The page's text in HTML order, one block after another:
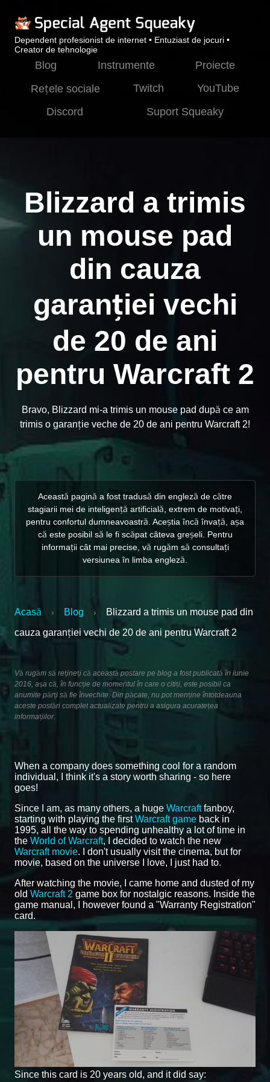
Dependent profesionist de internet • Entuziast de jocuri •
Creator de tehnologie
Blog Instrumente
Proiecte
Rețele sociale
Twitch
YouTube
Discord
Suport Squeaky
Blizzard a trimis
un mouse pad
din cauza
garanției vechi
de 20 de ani
pentru Warcraft 2
Bravo, Blizzard mi-a trimis un mouse pad după ce am
trimis o garanție veche de 20 de ani pentru Warcraft 2!
Această pagină a fost tradusă din engleză de către
stagiarii mei de inteligență artificială, extrem de motivați,
pentru confortul dumneavoastră. Aceștia încă învață, așa
că este posibil să le fi scăpat câteva greșeli. Pentru
informații cât mai precise, vă rugăm să consultați
versiunea în limba engleză.
Acasă › Blog ›
Blizzard a trimis un mouse pad din
cauza garanției vechi de 20 de ani pentru Warcraft 2
Vă rugăm să rețineți că această postare pe blog a fost publicată în iunie
2016, așa că, în funcție de momentul în care o citiți, este posibil ca
anumite părți să fie învechite. Din păcate, nu pot menține întotdeauna
aceste postări complet actualizate pentru a asigura acuratețea
informațiilor.
When a company does something cool for a random
individual, I think it's a story worth sharing - so here
goes!
Since I am, as many others, a huge Warcraftfanboy,
starting with playing the firstWarcraft game back in
1995, all the way to spending unhealthy a lot of time in
the World of Warcraft, I decided to watch the new
Warcraft movie. I don't usually visit the cinema, but for
movie, based on the universe I love, I just had to.
After watching the movie, I came home and dusted of my
old Warcraft 2 game box for nostalgic reasons. Inside the
game manual, I however found a "Warranty Registration"
card.
Since this card is 20 years old, and it did say: